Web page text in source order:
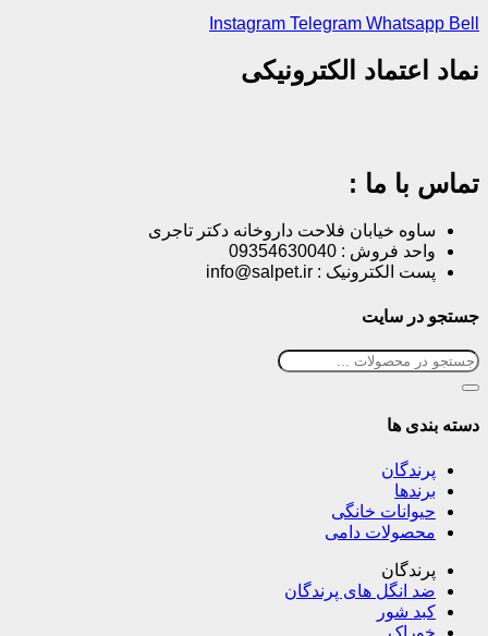
Instagram Telegram Whatsapp Bell
نماد اعتماد الکترونیکی
تماس با ما :
ساوه خیابان فلاحت داروخانه دکتر تاجری
واحد فروش : 09354630040
پست الکترونیک : info@salpet.ir
جستجو در سایت
دسته بندی ها
پرندگان
برندها
حیوانات خانگی
محصولات دامی
پرندگان
ضد انگل های پرندگان
کبد شور
خوراک